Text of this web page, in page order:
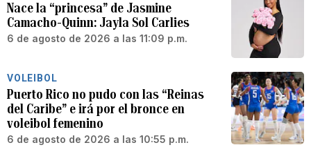
Nace la “princesa” de Jasmine
Camacho-Quinn: Jayla Sol Carlies
6 de agosto de 2026 a las 11:09 p.m.
VOLEIBOL
Puerto Rico no pudo con las “Reinas
del Caribe” e irá por el bronce en
voleibol femenino
6 de agosto de 2026 a las 10:55 p.m.